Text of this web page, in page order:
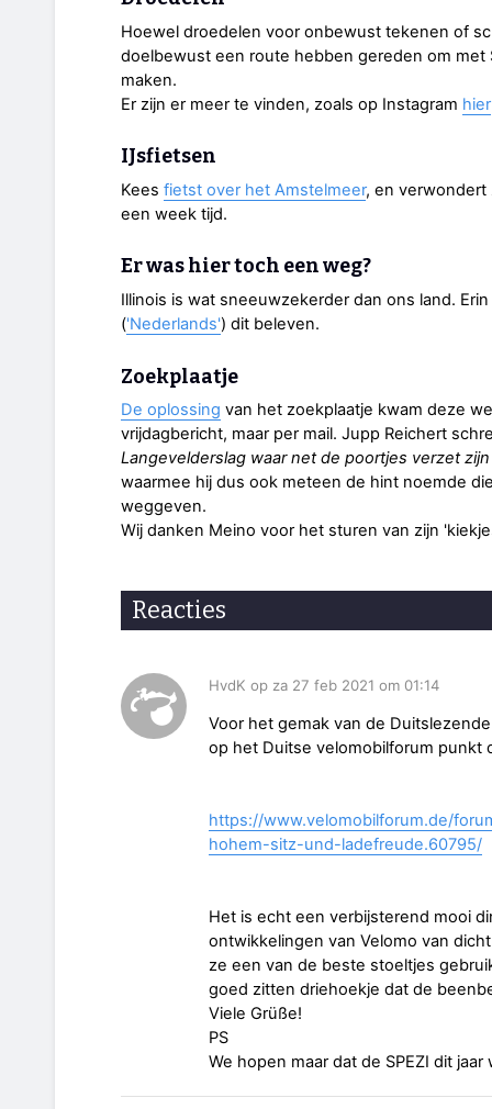
Hoewel droedelen voor onbewust tekenen of
doelbewust een route hebben gereden om met
maken.
Er zijn er meer te vinden, zoals op Instagram hier
IJsfietsen
Kees fietst over het Amstelmeer, en verwondert
een week tijd.
Er was hier toch een weg?
Illinois is wat sneeuwzekerder dan ons land.
('Nederlands') dit beleven.
Zoekplaatje
De oplossing van het zoekplaatje kwam deze
vrijdagbericht, maar per mail. Jupp Reichert
Langevelderslag waar net de poortjes verzet
waarmee hij dus ook meteen de hint noemde
weggeven.
Wij danken Meino voor het sturen van zijn
Reacties
HvdK op za 27 feb 2021 om 01:14
Voor het gemak van de
op het Duitse velomobilforum punkt
https://www.velomobilforum.de/
hohem-sitz-und-ladefreude.60795/
Het is echt een verbijsterend mooi
ontwikkelingen van Velomo van
ze een van de beste stoeltjes
goed zitten driehoekje dat de
Viele Grüße!
PS
We hopen maar dat de SPEZI dit